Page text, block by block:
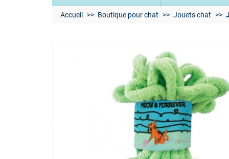
Accueil Boutique pour chat Jouets chat